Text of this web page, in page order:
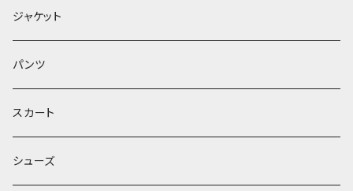
ジャケット
パンツ
スカート
シューズ